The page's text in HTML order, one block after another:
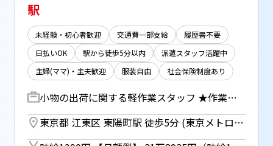
駅
未経験・初心者歓迎 交通費一部支給
履歴書不要
日払いOK
駅から徒歩5分以内
派遣スタッフ活躍中
主婦(ママ)・主夫歓迎
服装自由 社会保険制度あり
小物の出荷に関する軽作業スタッフ ★作業はカンタン3ステップ♪ [1]棚から商品を取る [2]緩衝材と一緒にダンボールに入れる [3]配送先ごとに仕分ける ＜取り扱い商品＞ 体温計などの軽めの商品やコンタクトレンズ等 ＊軽い商品が多く女性も多く活躍中の職場！ ＊【空調完備】で季節問わず快適な環境♪ ＼シンプル作業で初めてでもすぐ出来る◎／
東京都 江東区 東陽町駅 徒歩5分 (東京メトロ東西線) ／ 潮見駅 徒歩25分 (京葉線)